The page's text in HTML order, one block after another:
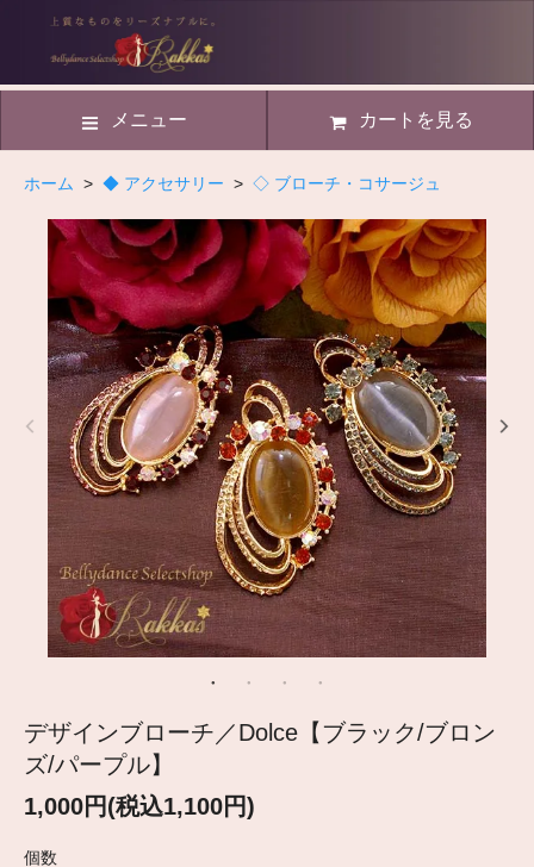
メニュー カートを見る
ホーム > ◆ アクセサリー > ◇ ブローチ・コサージュ
デザインブローチ／Dolce【ブラック/ブロン
ズ/パープル】
1,000円(税込1,100円)
個数